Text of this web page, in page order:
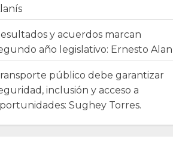
y acuerdos marcan
año legislativo: Ernesto
público debe garantizar
inclusión y acceso a
Sughey Torres.